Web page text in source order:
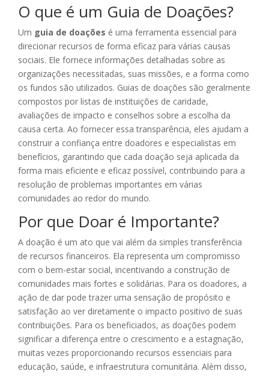
O que é um Guia de Doações?
Um guia de doações é uma ferramenta essencial para
direcionar recursos de forma eficaz para várias causas
sociais. Ele fornece informações detalhadas sobre as
organizações necessitadas, suas missões, e a forma como
os fundos são utilizados. Guias de doações são geralmente
compostos por listas de instituições de caridade,
avaliações de impacto e conselhos sobre a escolha da
causa certa. Ao fornecer essa transparência, eles ajudam a
construir a confiança entre doadores e especialistas em
benefícios, garantindo que cada doação seja aplicada da
forma mais eficiente e eficaz possível, contribuindo para a
resolução de problemas importantes em várias
comunidades ao redor do mundo.
Por que Doar é Importante?
A doação é um ato que vai além da simples transferência
de recursos financeiros. Ela representa um compromisso
com o bem-estar social, incentivando a construção de
comunidades mais fortes e solidárias. Para os doadores, a
ação de dar pode trazer uma sensação de propósito e
satisfação ao ver diretamente o impacto positivo de suas
contribuições. Para os beneficiados, as doações podem
significar a diferença entre o crescimento e a estagnação,
muitas vezes proporcionando recursos essenciais para
educação, saúde, e infraestrutura comunitária. Além disso,